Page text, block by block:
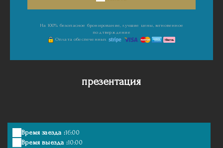
На 100% безопасное бронирование, лучшие цены, мгновенное
подтверждение
Оплата обеспеченных
презентация
Время заезда :16:00
Время выезда :10:00